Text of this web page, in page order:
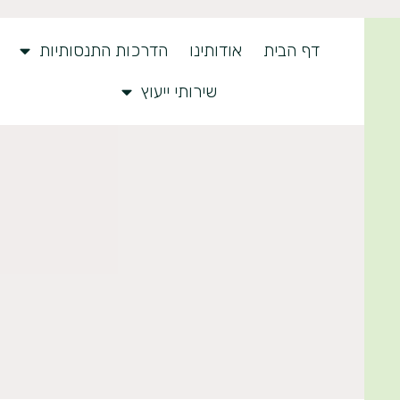
דף הבית אודותינו
הדרכות התנסותיות
שירותי ייעוץ